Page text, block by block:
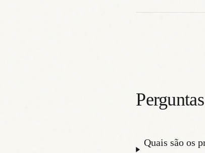
Quais são os